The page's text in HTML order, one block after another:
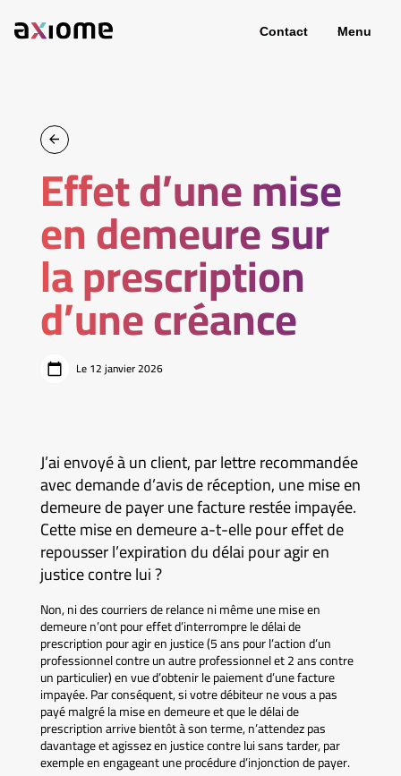
Contact Menu
Effet d’une mise
en demeure sur
la prescription
d’une créance
Le 12 janvier 2026
J’ai envoyé à un client, par lettre recommandée
avec demande d’avis de réception, une mise en
demeure de payer une facture restée impayée.
Cette mise en demeure a-t-elle pour effet de
repousser l’expiration du délai pour agir en
justice contre lui ?
Non, ni des courriers de relance ni même une mise en
demeure n’ont pour effet d’interrompre le délai de
prescription pour agir en justice (5 ans pour l’action d’un
professionnel contre un autre professionnel et 2 ans contre
un particulier) en vue d’obtenir le paiement d’une facture
impayée. Par conséquent, si votre débiteur ne vous a pas
payé malgré la mise en demeure et que le délai de
prescription arrive bientôt à son terme, n’attendez pas
davantage et agissez en justice contre lui sans tarder, par
exemple en engageant une procédure d’injonction de payer.